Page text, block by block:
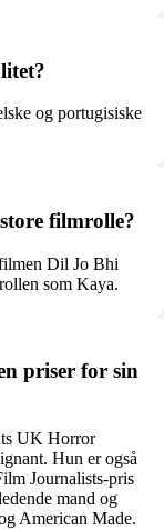
og portugisiske
filmrolle?
Dil Jo Bhi
som Kaya.
priser for sin
UK Horror
Hun er også
Journalists-pris
mand og
American Made.